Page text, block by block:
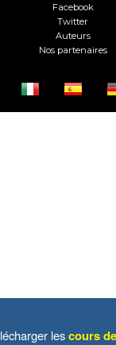
Facebook
Twitter
Auteurs
Nos partenaires
lescours